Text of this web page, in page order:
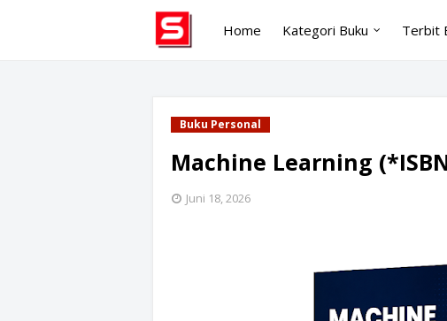
Home Kategori Buku Terbit
Buku Personal
Machine Learning
Juni 18, 2026